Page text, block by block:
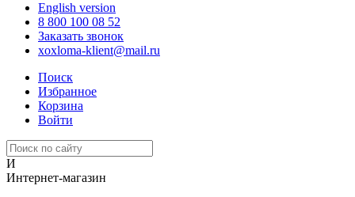
English version
8 800 100 08 52
Заказать звонок
xoxloma-klient@mail.ru
Поиск
Избранное
Корзина
Войти
И
Интернет-магазин